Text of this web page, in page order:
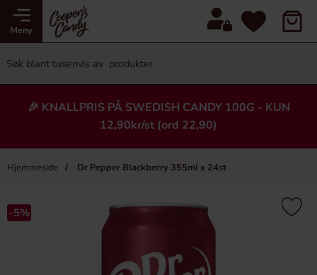
Meny
🎉 KNALLPRIS PÅ SWEDISH CANDY 100G - KUN
12,90kr/st (ord 22,90)
Hjemmeside Dr Pepper Blackberry 355ml x 24st
Heading
×
-5%